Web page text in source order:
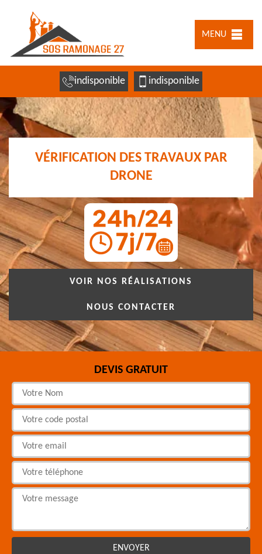
MENU
indisponible indisponible
VÉRIFICATION DES TRAVAUX PAR
DRONE
VOIR NOS RÉALISATIONS
NOUS CONTACTER
DEVIS GRATUIT